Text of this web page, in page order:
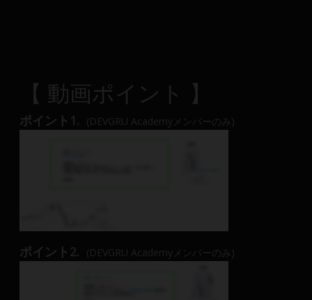
【 動画ポイント 】
ポイント1. (DEVGRU Academyメンバーのみ)
ポイント2. (DEVGRU Academyメンバーのみ)